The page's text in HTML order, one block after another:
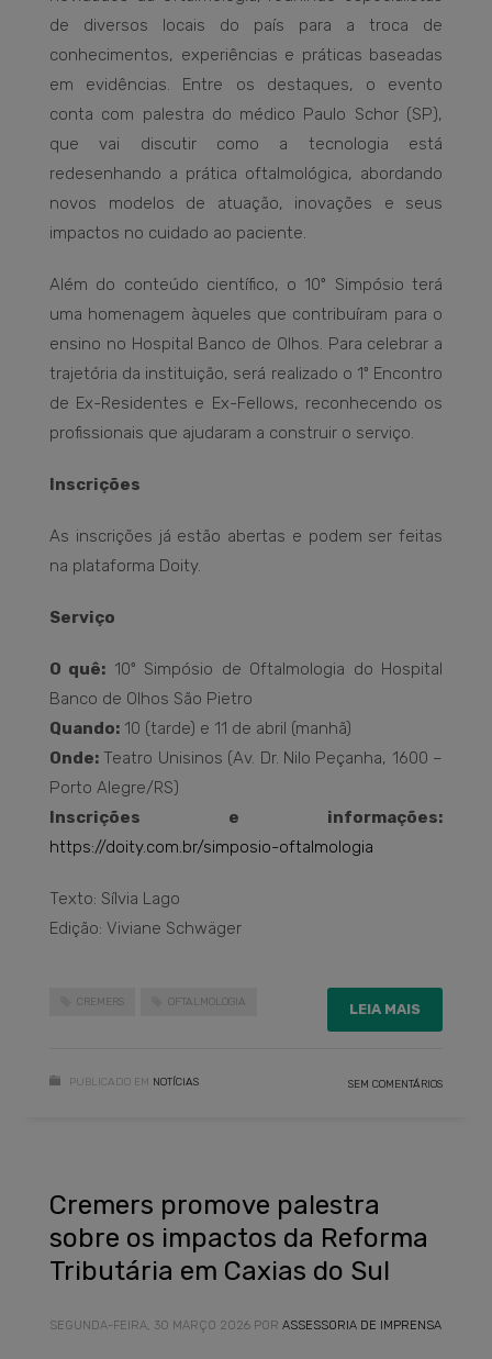
de diversos locais do país para a troca de
conhecimentos, experiências e práticas baseadas
em evidências. Entre os destaques, o evento
conta com palestra do médico Paulo Schor (SP),
que vai discutir como a tecnologia está
redesenhando a prática oftalmológica, abordando
novos modelos de atuação, inovações e seus
impactos no cuidado ao paciente.
Além do conteúdo científico, o 10º Simpósio terá
uma homenagem àqueles que contribuíram para o
ensino no Hospital Banco de Olhos. Para celebrar a
trajetória da instituição, será realizado o 1º Encontro
de Ex-Residentes e Ex-Fellows, reconhecendo os
profissionais que ajudaram a construir o serviço.
Inscrições
As inscrições já estão abertas e podem ser feitas
na plataforma Doity.
Serviço
O quê: 10º Simpósio de Oftalmologia do Hospital
Banco de Olhos São Pietro
Quando: 10 (tarde) e 11 de abril (manhã)
Onde: Teatro Unisinos (Av. Dr. Nilo Peçanha, 1600 –
Porto Alegre/RS)
Inscrições e informações:
https://doity.com.br/simposio-oftalmologia
Texto: Sílvia Lago
Edição: Viviane Schwäger
CREMERS OFTALMOLOGIA LEIA MAIS
PUBLICADO EM NOTÍCIAS SEM COMENTÁRIOS
Cremers promove palestra
sobre os impactos da Reforma
Tributária em Caxias do Sul
SEGUNDA-FEIRA, 30 MARÇO 2026 POR ASSESSORIA DE IMPRENSA